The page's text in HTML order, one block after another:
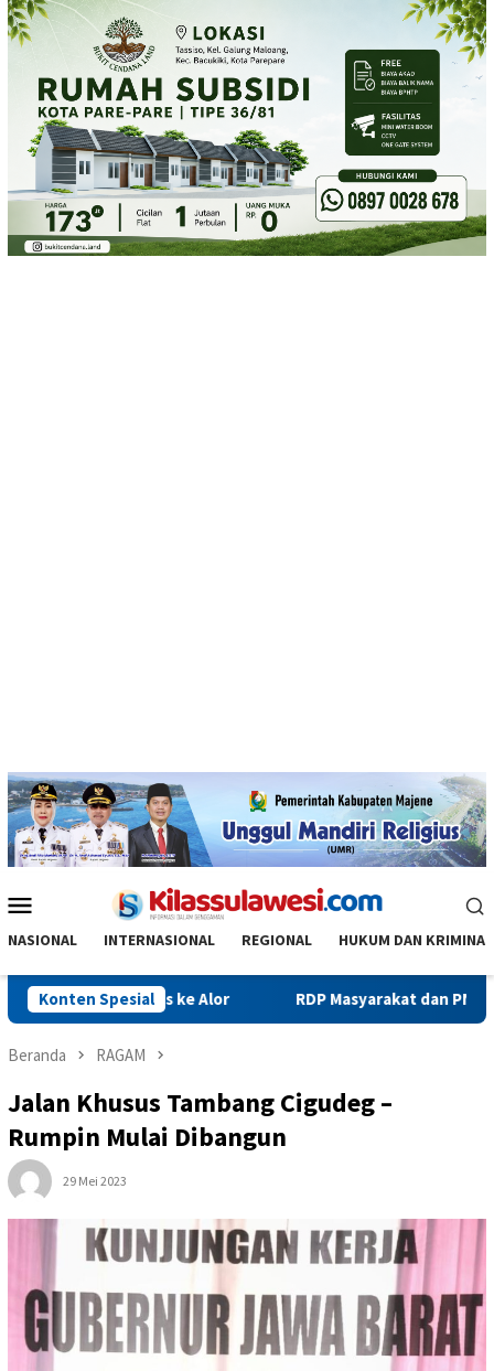
Loncat
ke
Mobile
NASIONAL INTERNASIONAL REGIONAL HUKUM DAN KRIMINAL
Konten Spesial
Beras ke Alor RDP Masyarakat dan PNM Mekaar
Beranda RAGAM
Jalan Khusus Tambang Cigudeg –
Rumpin Mulai Dibangun
29 Mei 2023